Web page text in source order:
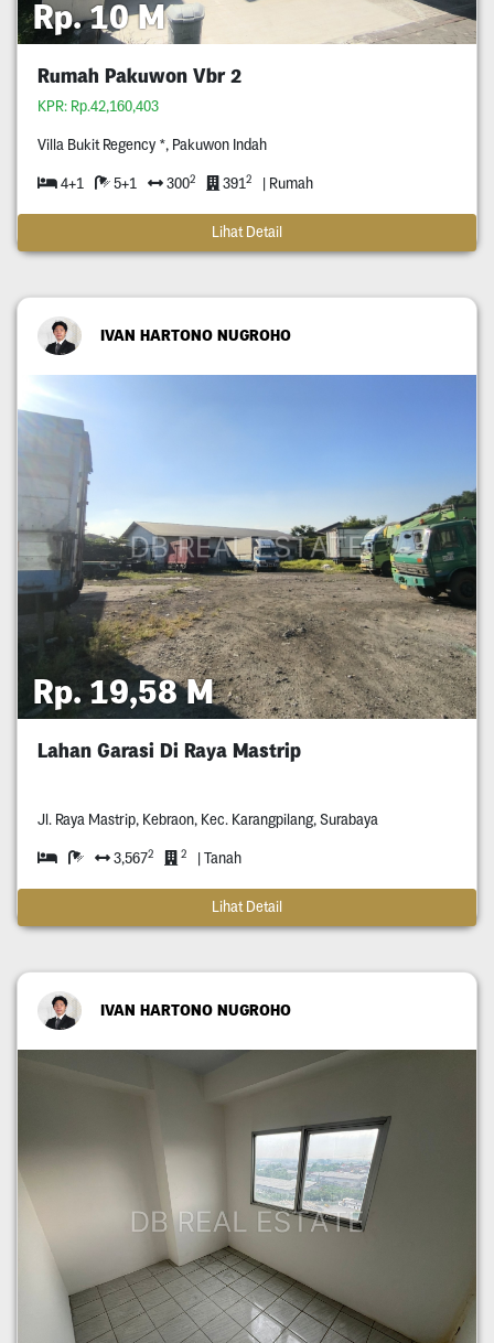
Rp. 10 M
Rumah Pakuwon Vbr 2
KPR: Rp.42,160,403
Villa Bukit Regency *, Pakuwon Indah
4+1 5+1 3002 3912 | Rumah
Lihat Detail
IVAN HARTONO NUGROHO
Rp. 19,58 M
Lahan Garasi Di Raya Mastrip
Jl. Raya Mastrip, Kebraon, Kec. Karangpilang, Surabaya
3,5672 2 | Tanah
Lihat Detail
IVAN HARTONO NUGROHO